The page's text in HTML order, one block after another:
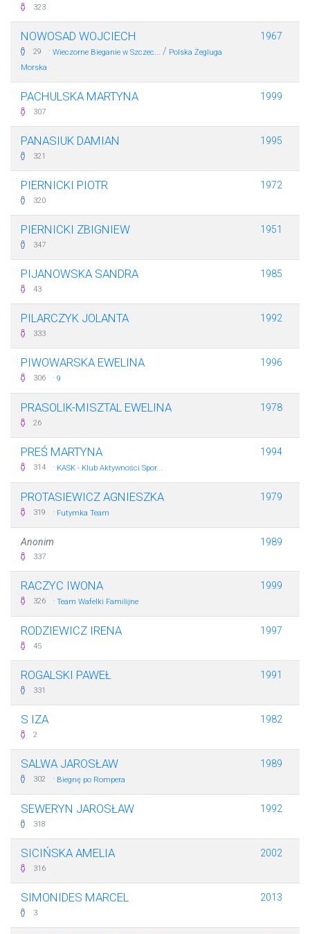
323
NOWOSAD WOJCIECH
29 · Wieczorne Bieganie w Szczec... / Polska Żegluga
Morska
1967
PACHULSKA MARTYNA
307
1999
PANASIUK DAMIAN
321
1995
PIERNICKI PIOTR
320
1972
PIERNICKI ZBIGNIEW
347
1951
PIJANOWSKA SANDRA
43
1985
PILARCZYK JOLANTA
333
1992
PIWOWARSKA EWELINA
306 · 9
1996
PRASOLIK-MISZTAL EWELINA
26
1978
PREŚ MARTYNA
314 · KASK - Klub Aktywności Spor...
1994
PROTASIEWICZ AGNIESZKA
319 · Futymka Team
1979
Anonim
337
1989
RACZYC IWONA
326 · Team Wafelki Familijne
1999
RODZIEWICZ IRENA
45
1997
ROGALSKI PAWEŁ
331
1991
S IZA
2
1982
SALWA JAROSŁAW
302 · Biegnę po Rompera
1989
SEWERYN JAROSŁAW
318
1992
SICIŃSKA AMELIA
316
2002
SIMONIDES MARCEL
3
2013